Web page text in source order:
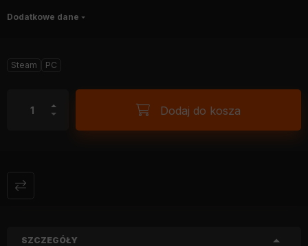
Dodatkowe dane
Steam PC
Dodaj do kosza
SZCZEGÓŁY